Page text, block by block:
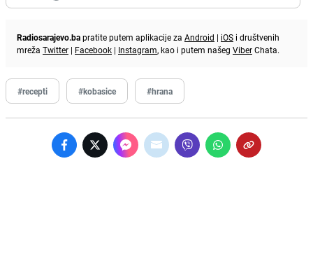
Radiosarajevo.bapratite putem aplikacije za Android | iOS i društvenih
mreža Twitter | Facebook | Instagram, kao i putem našeg ViberChata.
#recepti #kobasice #hrana